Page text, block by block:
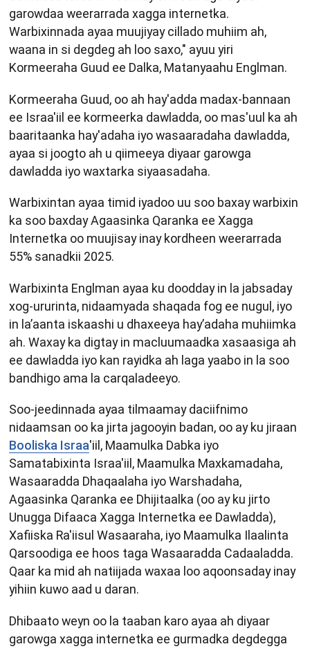
garowdaa weerarrada xagga internetka.
Warbixinnada ayaa muujiyay cillado muhiim ah,
waana in si degdeg ah loo saxo," ayuu yiri
Kormeeraha Guud ee Dalka, Matanyaahu Englman.
Kormeeraha Guud, oo ah hay'adda madax-bannaan
ee Israa'iil ee kormeerka dawladda, oo mas'uul ka ah
baaritaanka hay'adaha iyo wasaaradaha dawladda,
ayaa si joogto ah u qiimeeya diyaar garowga
dawladda iyo waxtarka siyaasadaha.
Warbixintan ayaa timid iyadoo uu soo baxay warbixin
ka soo baxday Agaasinka Qaranka ee Xagga
Internetka oo muujisay inay kordheen weerarrada
55% sanadkii 2025.
Warbixinta Englman ayaa ku doodday in la jabsaday
xog-ururinta, nidaamyada shaqada fog ee nugul, iyo
in la’aanta iskaashi u dhaxeeya hay’adaha muhiimka
ah. Waxay ka digtay in macluumaadka xasaasiga ah
ee dawladda iyo kan rayidka ah laga yaabo in la soo
bandhigo ama la carqaladeeyo.
Soo-jeedinnada ayaa tilmaamay daciifnimo
nidaamsan oo ka jirta jagooyin badan, oo ay ku jiraan
Booliska Israa'iil, Maamulka Dabka iyo
Samatabixinta Israa'iil, Maamulka Maxkamadaha,
Wasaaradda Dhaqaalaha iyo Warshadaha,
Agaasinka Qaranka ee Dhijitaalka (oo ay ku jirto
Unugga Difaaca Xagga Internetka ee Dawladda),
Xafiiska Ra'iisul Wasaaraha, iyo Maamulka Ilaalinta
Qarsoodiga ee hoos taga Wasaaradda Cadaaladda.
Qaar ka mid ah natiijada waxaa loo aqoonsaday inay
yihiin kuwo aad u daran.
Dhibaato weyn oo la taaban karo ayaa ah diyaar
garowga xagga internetka ee gurmadka degdegga